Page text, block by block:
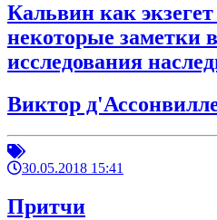
Кальвин как
некоторые заметки
исследования
Виктор
30.05.2018 15:41
Притчи